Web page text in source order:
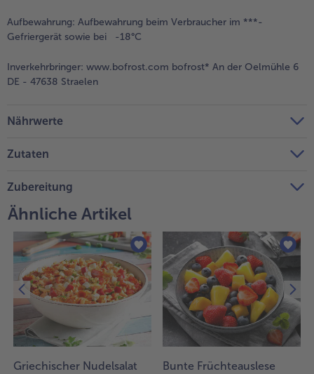
alle Küchenutensilien
Weiterempfehlen &
Aufbewahrung: Aufbewahrung beim Verbraucher im ***-
Gefriergerät sowie bei -18°C
Inverkehrbringer: www.bofrost.com bofrost* An der Oelmühle 6
DE - 47638 Straelen
Nährwerte
Zutaten
Zubereitung
Ähnliche Artikel
Griechischer Nudelsalat Bunte Früchteauslese